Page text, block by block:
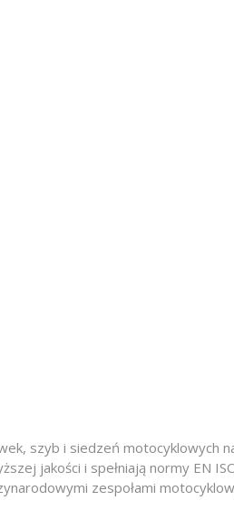
szyb i siedzeń motocyklowych
jakości i spełniają normy EN
zespołami